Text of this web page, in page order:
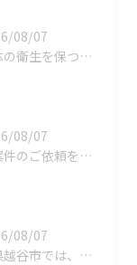
08/07
家全体の衛生を保つ鍵。
08/07
緊急案件のご依頼をいただきました。
08/07
埼玉県越谷市では、働きながら子育てをする家庭が増える中、ハウ...